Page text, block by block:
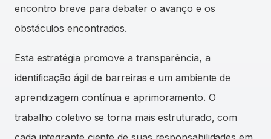
encontro breve para debater o avanço e os
obstáculos encontrados.
Esta estratégia promove a transparência, a
identificação ágil de barreiras e um ambiente de
aprendizagem contínua e aprimoramento. O
trabalho coletivo se torna mais estruturado, com